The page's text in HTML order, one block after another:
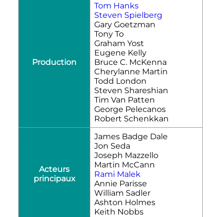
Production
Tom Hanks
Steven Spielberg
Gary Goetzman
Tony To
Graham Yost
Eugene Kelly
Bruce C. McKenna
Cherylanne Martin
Todd London
Steven Shareshian
Tim Van Patten
George Pelecanos
Robert Schenkkan
Acteurs
principaux
James Badge Dale
Jon Seda
Joseph Mazzello
Martin McCann
Rami Malek
Annie Parisse
William Sadler
Ashton Holmes
Keith Nobbs